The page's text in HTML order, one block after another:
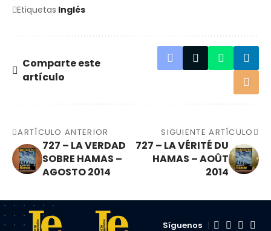
Etiquetas Inglés
Comparte este
artículo
ARTÍCULO ANTERIOR
727 – LA VERDAD
SOBRE HAMAS –
AGOSTO 2014
SIGUIENTE ARTÍCULO
727 – LA VÉRITÉ DU
HAMAS – AOÛT
2014
Síguenos